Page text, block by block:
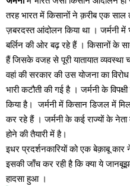
तरह भारत में किसानों ने क़रीब एक साल
ज़बरदस्त आंदोलन किया था । जर्मनी में
बर्लिन की ओर बढ़ रहे हैं । किसानों के
हैं जिसके वजह से पूरी यातायात
वहां की सरकार की उस योजना का
भारी कटौती की गई है । जर्मनी के
किया है। जर्मनी में किसान डिजल में
कर रहे हैं । जर्मनी के कई राज्यों के नेता
होने की तैयारी में है।
इधर प्रदर्शनकारियों को एक बेक़ाबू
इसकी जाँच कर रही है कि क्या ये
हादसा हुआ ।